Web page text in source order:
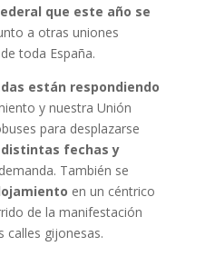
que este año se
a otras uniones
toda España.
están respondiendo
y nuestra Unión
para desplazarse
distintas fechas y
También se
en un céntrico
de la manifestación
calles gijonesas.